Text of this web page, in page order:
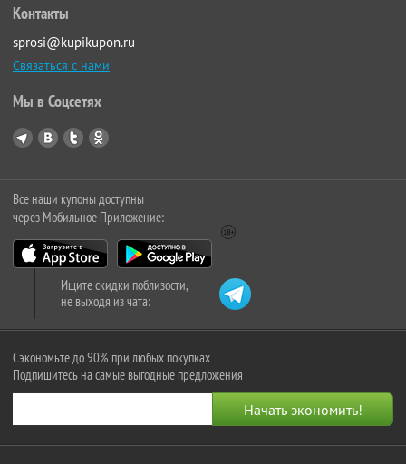
Контакты
sprosi@kupikupon.ru
Связаться с нами
Мы в Соцсетях
Все наши купоны доступны
через Мобильное Приложение:
Ищите скидки поблизости,
не выходя из чата:
Сэкономьте до 90% при любых покупках
Подпишитесь на самые выгодные предложения